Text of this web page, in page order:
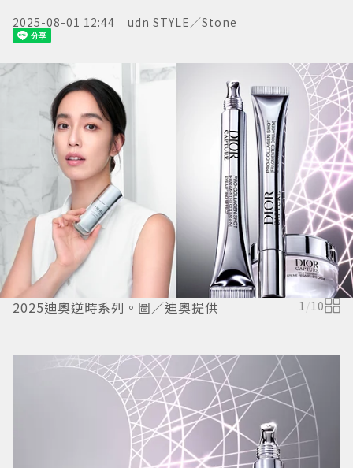
2025-08-01 12:44 udn STYLE／Stone
2025迪奧逆時系列。圖／迪奧提供 1/10